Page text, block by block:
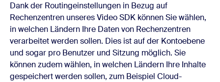
Dank der Routingeinstellungen in Bezug auf
Rechenzentren unseres Video SDK können Sie wählen,
in welchen Ländern Ihre Daten von Rechenzentren
verarbeitet werden sollen. Dies ist auf der Kontoebene
und sogar pro Benutzer und Sitzung möglich. Sie
können zudem wählen, in welchen Ländern Ihre Inhalte
gespeichert werden sollen, zum Beispiel Cloud-